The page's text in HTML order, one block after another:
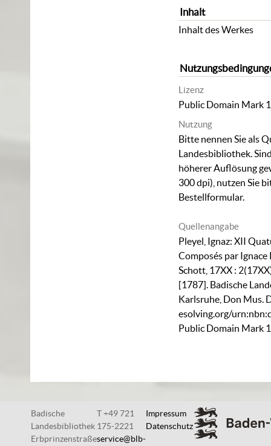
Inhalt
Inhalt des Werkes
Lizenz
Public Domain Mark
Nutzung
Bitte nennen Sie als
Landesbibliothek.
höherer Auflösung
300 dpi), nutzen Sie
Bestellformular.
Quellenangabe
Pleyel, Ignaz: XII
Composés par Ignace
Schott, 17XX :
[1787]. Badische
Karlsruhe, Don Mus.
esolving.org/
Public Domain Mark
Badische
Landesbibliothek
Erbprinzenstraße
T +49 721
175-2221
service@blb-
Impressum
Datenschutz